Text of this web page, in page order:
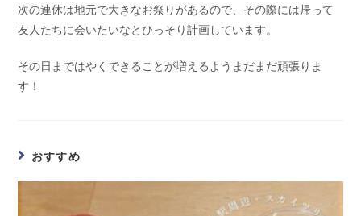
次の連休は地元で大きなお祭りがあるので、その際には帰って
友人たちに会いたいなとひっそり計画しています。
その日まではやくできることが増えるようまだまだ頑張りま
す！
おすすめ